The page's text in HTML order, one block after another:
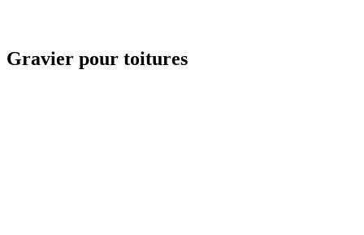
Gravier pour toitures